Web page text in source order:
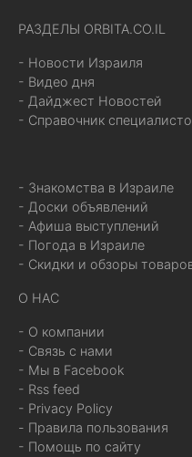
РАЗДЕЛЫ ORBITA.CO.IL
- Новости Израиля
- Видео дня
- Дайджест Новостей
- Справочник
- Знакомства в Израиле
- Доски объявлений
- Афиша выступлений
- Погода в Израиле
- Скидки и обзоры
О НАС
- О компании
- Связь с нами
- Мы в Facebook
- Rss feed
- Privacy Policy
- Правила пользования
- Помощь по сайту